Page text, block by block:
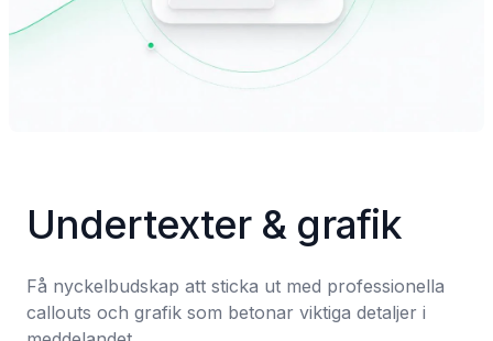
Undertexter & grafik
Få nyckelbudskap att sticka ut med professionella
callouts och grafik som betonar viktiga detaljer i